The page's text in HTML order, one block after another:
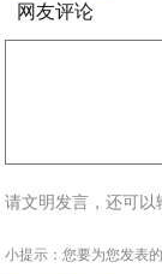
网友评论
请文明发言，还可以
小提示：您要为您发表